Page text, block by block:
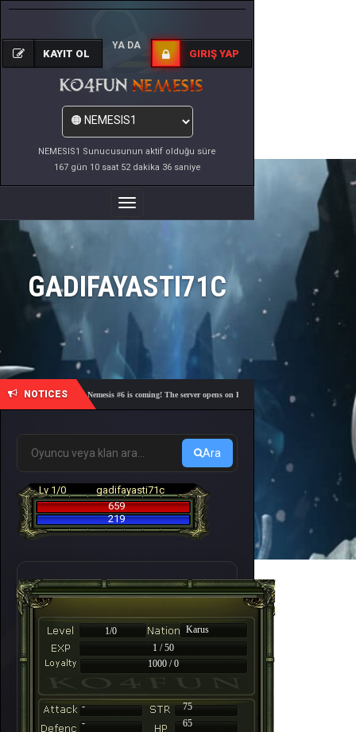
NEMESIS1 Sunucusunun aktif olduğu süre
167 gün 10 saat 52 dakika 36 saniye
KAYIT OL
YA DA
GIRIŞ YAP
Menüyü
Değiştir
GADIFAYASTI71C
NOTICES
🎓 Academy Nemesis #6 is coming! The server opens on Friday, August 7 at 21:00 – Are you
Ara
Lv 1/0
gadifayasti71c
659
219
1/0
Karus
1 / 50
1000 / 0
-
75
-
65